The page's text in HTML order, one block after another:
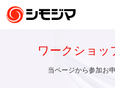
ワークショッ
当ページから参加お